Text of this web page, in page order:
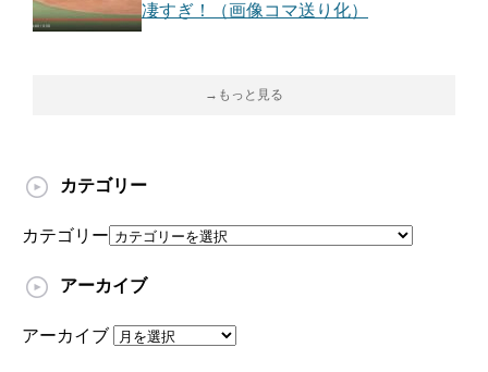
凄すぎ！（画像コマ送り化）
→もっと見る
カテゴリー
カテゴリー
アーカイブ
アーカイブ